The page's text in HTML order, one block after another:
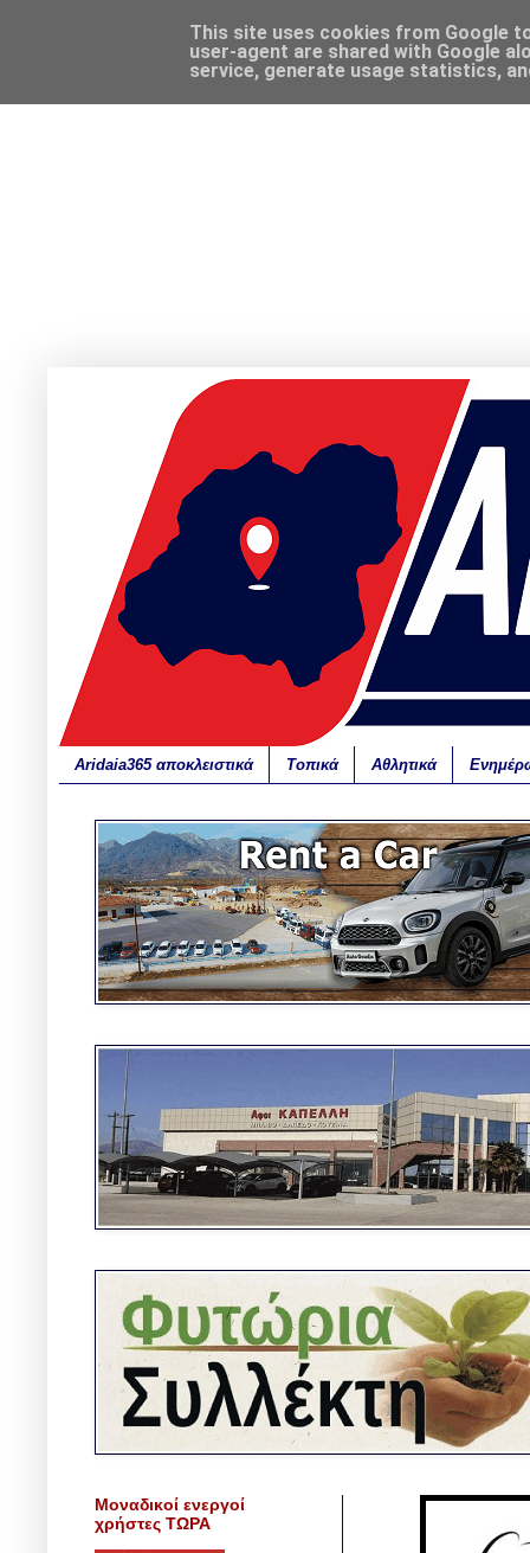
Aridaia365 αποκλειστικά Τοπικά Αθλητικά
Μοναδικοί ενεργοί
χρήστες ΤΩΡΑ
This site uses cookies from Google
user-agent are shared with Google
service, generate usage statistics,